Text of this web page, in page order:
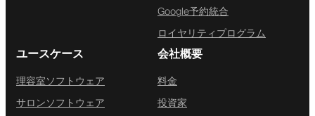
Google予約統合
ロイヤリティプログラム
ユースケース
理容室ソフトウェア
サロンソフトウェア
会社概要
料金
投資家